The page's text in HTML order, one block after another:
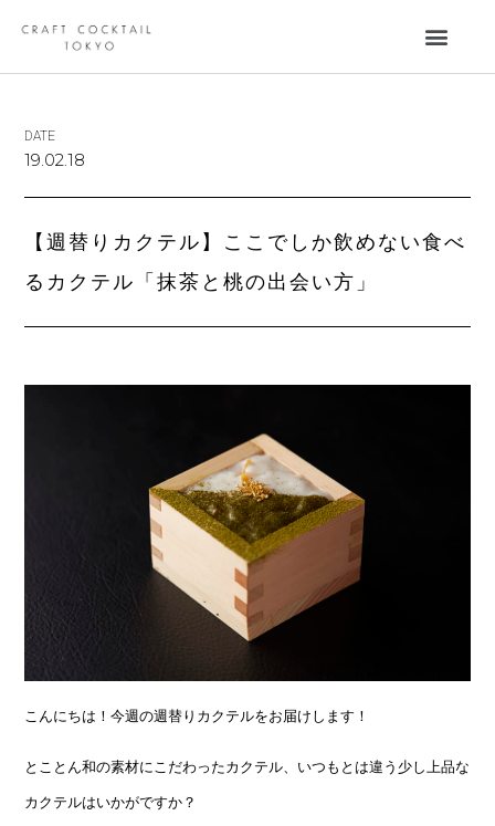
DATE
19.02.18
【週替りカクテル】ここでしか飲めない食べ
るカクテル「抹茶と桃の出会い方」
こんにちは！今週の週替りカクテルをお届けします！
とことん和の素材にこだわったカクテル、いつもとは違う少し上品な
カクテルはいかがですか？